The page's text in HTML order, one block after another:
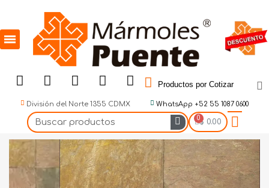
Productos por Cotizar
División del Norte 1355 CDMX WhatsApp +52 55 1087 0600
$ 0.00